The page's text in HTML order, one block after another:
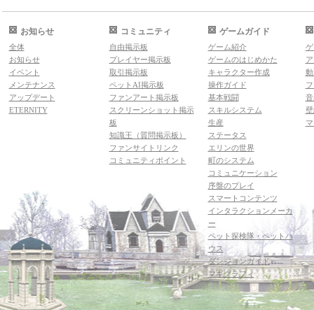
お知らせ
全体
お知らせ
イベント
メンテナンス
アップデート
ETERNITY
コミュニティ
自由掲示板
プレイヤー掲示板
取引掲示板
ペットAI掲示板
ファンアート掲示板
スクリーンショット掲示
板
知識王（質問掲示板）
ファンサイトリンク
コミュニティポイント
ゲームガイド
ゲーム紹介
ゲームのはじめかた
キャラクター作成
操作ガイド
基本戦闘
スキルシステム
生産
ステータス
エリンの世界
町のシステム
コミュニケーション
序盤のプレイ
スマートコンテンツ
インタラクションメーカ
ー
ペット探検隊・ペットハ
ウス
ダンジョンガイド
マギグラフィ